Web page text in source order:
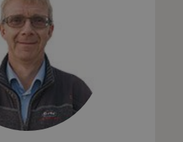
2.620 kg.